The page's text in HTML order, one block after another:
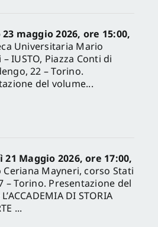
maggio 2026, ore 15:00,
Universitaria Mario
IUSTO, Piazza Conti di
22 – Torino.
del volume...
21 Maggio 2026, ore 17:00,
Ceriana Mayneri, corso Stati
– Torino. Presentazione del
DI STORIA
...